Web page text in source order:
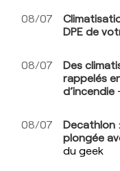
08/07
DPE de
08/07
Des
rappelés
d’incendie
08/07
Decathlon
plongée
du geek